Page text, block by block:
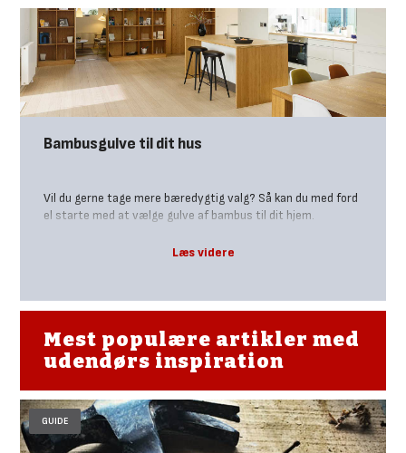
Bambusgulve til dit hus
Vil du gerne tage mere bæredygtig valg? Så kan du med ford
el starte med at vælge gulve af bambus til dit hjem.
Mest populære artikler med
udendørs inspiration
GUIDE